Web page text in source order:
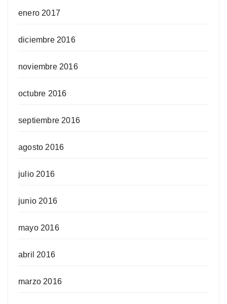
enero 2017
diciembre 2016
noviembre 2016
octubre 2016
septiembre 2016
agosto 2016
julio 2016
junio 2016
mayo 2016
abril 2016
marzo 2016